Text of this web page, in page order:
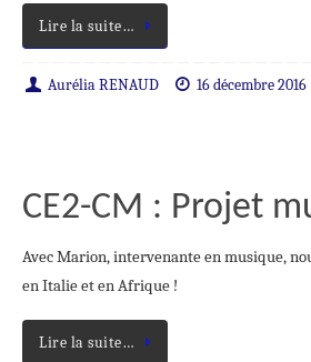
Lire la suite…
Aurélia RENAUD 16 décembre 2016
CE2-CM : Projet
Avec Marion, intervenante en musique,
en Italie et en Afrique !
Lire la suite…